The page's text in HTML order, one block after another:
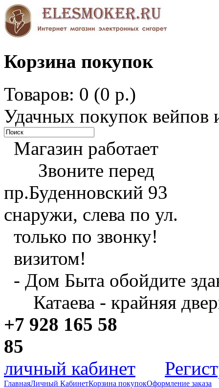
Корзина покупок
Товаров: 0 (0 р.)
Удачных покупок вейпов
Магазин работает
Звоните перед
пр.Буденновский 93
снаружи, слева по ул.
только по звонку!
визитом!
- Дом Быта обойдите
Катаева - крайняя
+7 928 165 58
личный кабинет
ГлавнаяЛичный КабинетКорзина покупокОформление заказа